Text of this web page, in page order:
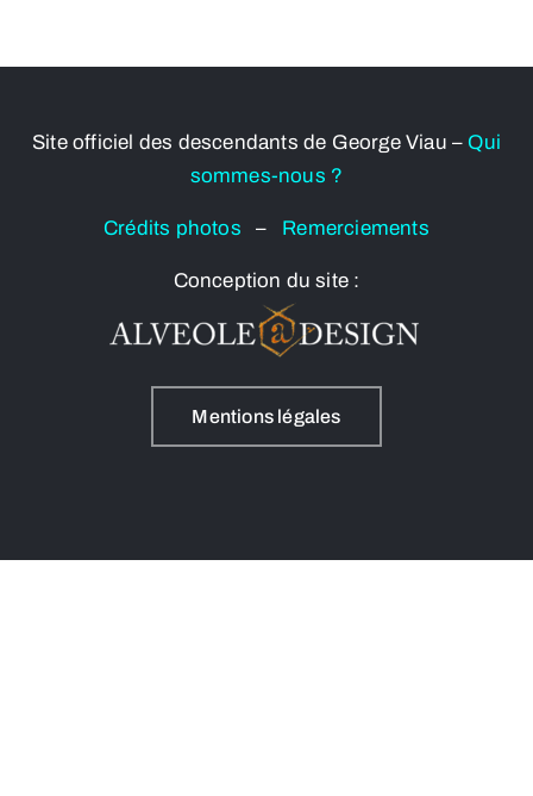
Site officiel des descendants de George Viau – Qui
sommes-nous ?
Crédits photos– Remerciements
Conception du site :
Mentions légales